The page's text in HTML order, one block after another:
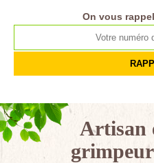
On vous
Artisan